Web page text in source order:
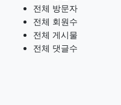
전체 방문자
전체 회원수
전체 게시물
전체 댓글수